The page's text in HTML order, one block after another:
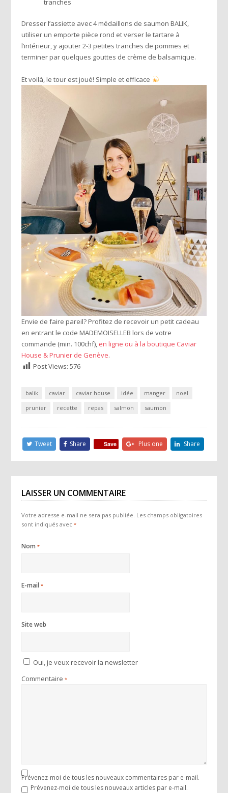
tranches
Dresser l’assiette avec 4 médaillons de saumon BALIK,
utiliser un emporte pièce rond et verser le tartare à
l’intérieur, y ajouter 2-3 petites tranches de pommes et
terminer par quelques gouttes de crème de balsamique.
Et voilà, le tour est joué! Simple et efficace
Envie de faire pareil? Profitez de recevoir un petit cadeau
en entrant le code MADEMOISELLEB lors de votre
commande (min. 100chf), en ligne ou à la boutique Caviar
House & Prunier de Genève.
Post Views: 576
balik caviar caviar house idée manger
noel
prunier
recette repas salmon saumon
Tweet Share Save Plus one Share
LAISSER UN COMMENTAIRE
Votre adresse e-mail ne sera pas publiée. Les champs obligatoires
sont indiqués avec*
Nom*
E-mail*
Site web
Oui, je veux recevoir la newsletter
Commentaire*
Prévenez-moi de tous les nouveaux commentaires par e-mail.
Prévenez-moi de tous les nouveaux articles par e-mail.